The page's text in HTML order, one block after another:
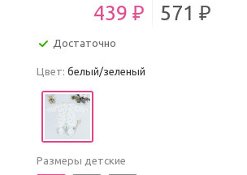
439 ₽ 571 ₽
Достаточно
Цвет: белый/зеленый
Размеры детские